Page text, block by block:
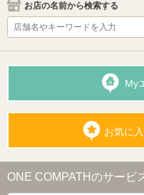
お店の名前から検索する
My
お気に
ONE COMPATHのサービ